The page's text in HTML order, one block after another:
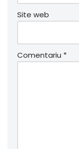
Site web
Comentariu *